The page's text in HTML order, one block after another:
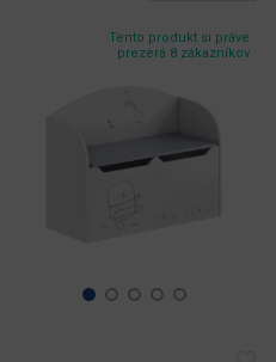
Tento produkt si práve
prezerá 8 zákazníkov